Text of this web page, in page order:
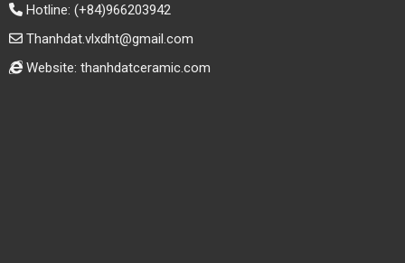
Hotline: (+84)966203942
Thanhdat.vlxdht@gmail.com
Website: thanhdatceramic.com